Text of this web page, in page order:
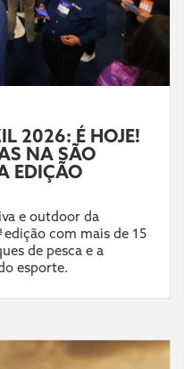
2026: É HOJE!
NA SÃO
EDIÇÃO
e outdoor da
edição com mais de 15
de pesca e a
esporte.